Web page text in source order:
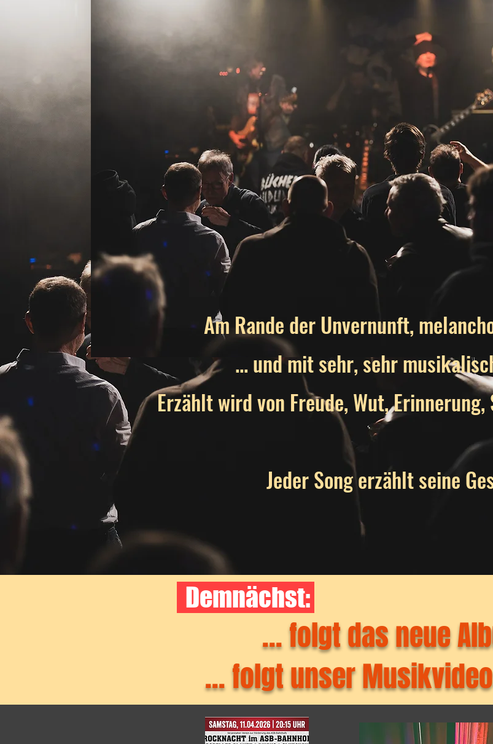
Am Rande der Unvernunft,
... und mit sehr, sehr
Erzählt wird von Freude, Wut,
Jeder Song erzählt seine
Demnächst:
... folgt das neue
... folgt unser Musikvideo: